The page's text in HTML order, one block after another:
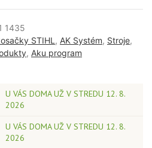
1435
STIHL , AK Systém, Stroje,
, Aku program
U VÁS DOMA UŽ V STREDU 12. 8.
2026
U VÁS DOMA UŽ V STREDU 12. 8.
2026